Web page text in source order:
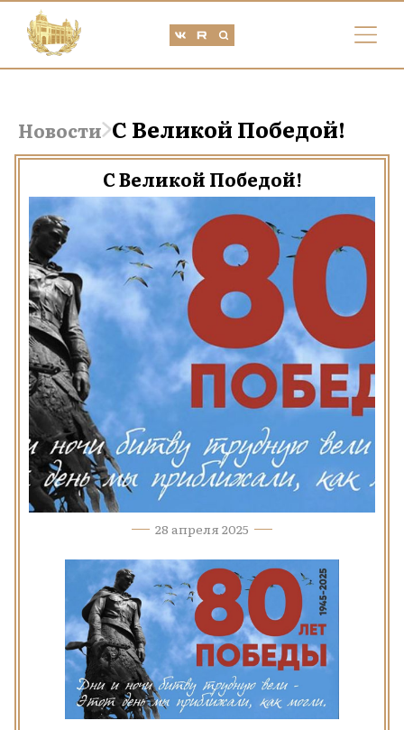
Новости С Великой Победой!
С Великой Победой!
28 апреля 2025